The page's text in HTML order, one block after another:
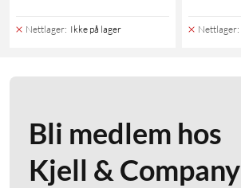
Nettlager: Ikke på lager Nettlager:
Bli medlem hos
Kjell & Company